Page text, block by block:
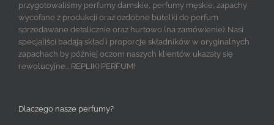
przygotowaliśmy perfumy damskie, perfumy męskie, zapachy
wycofane z produkcji oraz ozdobne butelki do perfum
sprzedawane detalicznie oraz hurtowo (na zamówienie). Nasi
specjaliści badają skład i proporcje składników w oryginalnych
zapachach by później oczom naszych klientów ukazały się
rewolucyjne... REPLIKI PERFUM!
Dlaczego nasze perfumy?